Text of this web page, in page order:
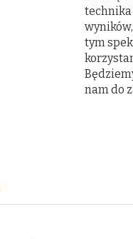
technika
tym
nam do